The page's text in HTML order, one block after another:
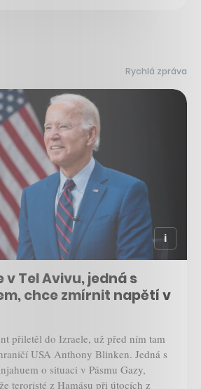
Rychlá zpráva
v Tel Avivu, jedná s
chce zmírnit napětí v
přiletěl do Izraele, už před ním tam
USA Anthony Blinken. Jedná s
o situaci v Pásmu Gazy,
teroristé z Hamásu při útocích z